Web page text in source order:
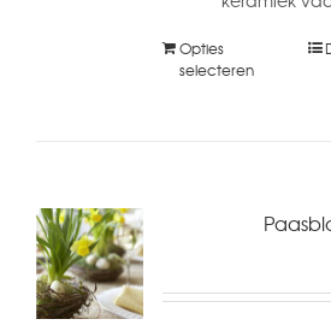
Opties
selecteren